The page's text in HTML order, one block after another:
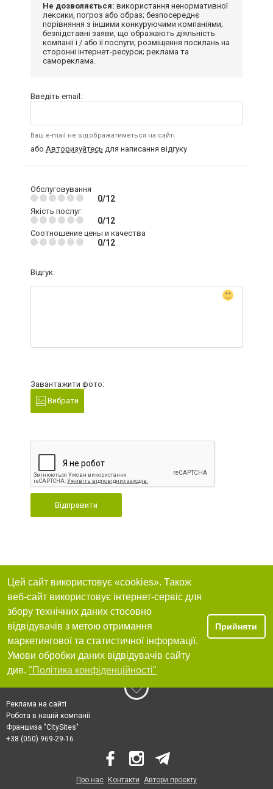
Не дозволяється: використання ненормативної
лексики, погроз або образ; безпосереднє
порівняння з іншими конкуруючими компаніями;
безпідставні заяви, що ображають діяльність
компанії і / або її послуги; розміщення посилань на
сторонні інтернет-ресурси; реклама та
самореклама.
Введіть email:
Ваш e-mail не відображатиметься на сайті
або Авторизуйтесь для написання відгуку
Обслуговування
0/12
Якість послуг
0/12
Соотношение цены и качества
0/12
Відгук:
Завантажити фото:
Вибрати
Відправити
Цей сайт використовує «cookies». Також
веб-сайт використовує інтернет-сервіс для
збору технічних даних стосовно
відвідувачів з метою отримання
маркетингової та статистичної інформації.
Умови обробки даних відвідувачів сайту
див. "Політика конфіденційності"
Прийняти
Реклама на сайті
Робота в нашій компанії
Франшиза "CitySites"
+38 (050) 969-29-16
Про нас Контакти Автори проєкту